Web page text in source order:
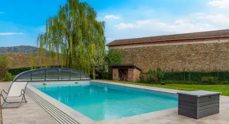
位於蒙費拉託的歷史莊園，對於那些尋求寧
靜鄉村風光、遠離城市和大海的尊貴房產的 人來
說，是一個難得的機會。週邊的景色更添精彩：
著名的溫泉、DOCG 級葡萄園和文化遺產，共同構
成了一片充滿幸福感和純真氣息的綠洲。從這裡
出發，不到一小時即可抵達利古里亞河畔的海
灘。